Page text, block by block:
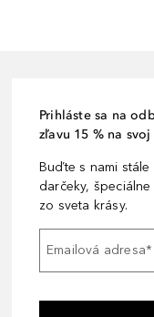
Prihláste sa na
zľavu 15 % na
Buďte s nami
darčeky,
zo sveta krásy.
Emailová adresa*